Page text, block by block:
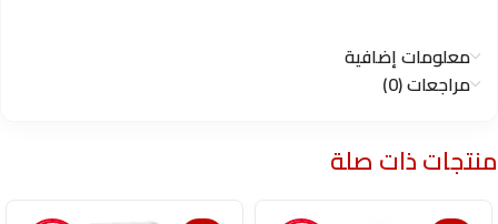
معلومات إضافية
مراجعات (0)
منتجات ذات صلة